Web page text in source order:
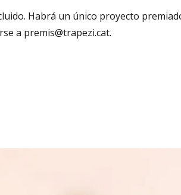
Habrá un único proyecto
a premis@trapezi.cat.